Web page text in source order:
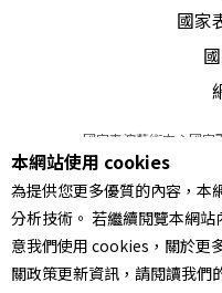
國家
國家表演藝術中心國家
© 2022Performing
統一編號
本站所提供相關演出資訊
服務條款｜
本網站使用 cookies
為提供您更多優質的內容，本
分析技術。 若繼續閱覽本網站
意我們使用 cookies，關於更
關政策更新資訊，請閱讀我們